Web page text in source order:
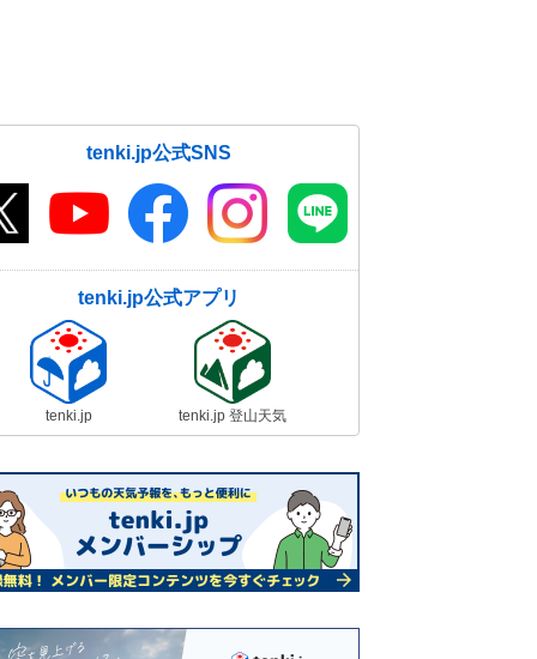
tenki.jp公式SNS
tenki.jp公式アプリ
tenki.jp tenki.jp 登山天気